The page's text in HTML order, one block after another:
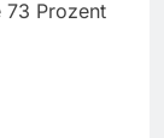
73 Prozent